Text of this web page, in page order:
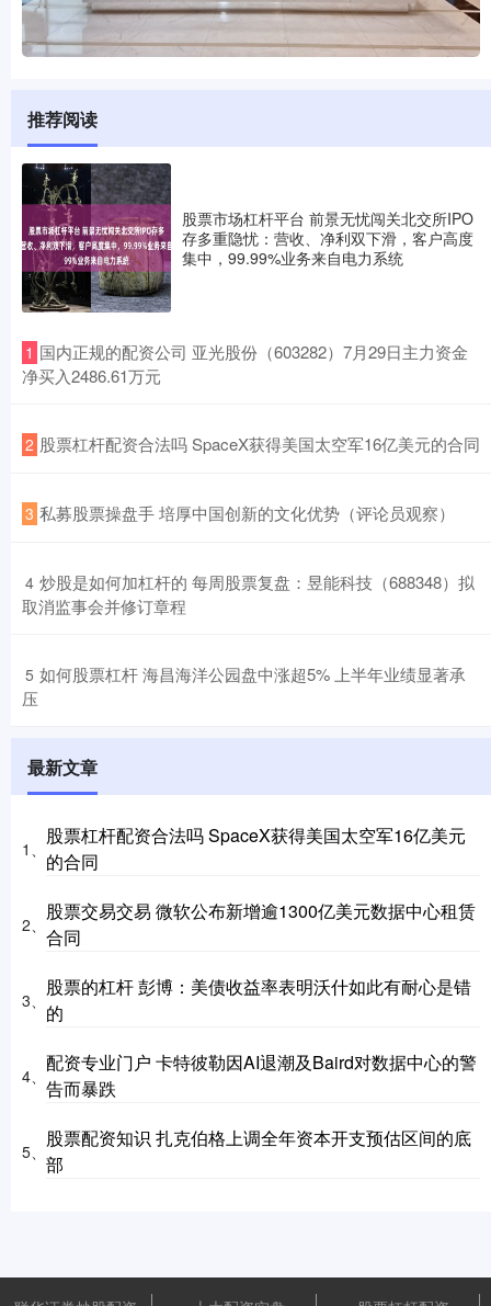
推荐阅读
股票市场杠杆平台 前景无忧闯关北交所IPO
存多重隐忧：营收、净利双下滑，客户高度
集中，99.99%业务来自电力系统
1 ​国内正规的配资公司 亚光股份（603282）7月29日主力资金
净买入2486.61万元
2 ​股票杠杆配资合法吗 SpaceX获得美国太空军16亿美元的合同
3 ​私募股票操盘手 培厚中国创新的文化优势（评论员观察）
4 ​炒股是如何加杠杆的 每周股票复盘：昱能科技（688348）拟
取消监事会并修订章程
5 ​如何股票杠杆 海昌海洋公园盘中涨超5% 上半年业绩显著承
压
最新文章
1、
股票杠杆配资合法吗 SpaceX获得美国太空军16亿美元
的合同
2、
股票交易交易 微软公布新增逾1300亿美元数据中心租赁
合同
3、
股票的杠杆 彭博：美债收益率表明沃什如此有耐心是错
的
4、
配资专业门户 卡特彼勒因AI退潮及Baird对数据中心的警
告而暴跌
5、
股票配资知识 扎克伯格上调全年资本开支预估区间的底
部